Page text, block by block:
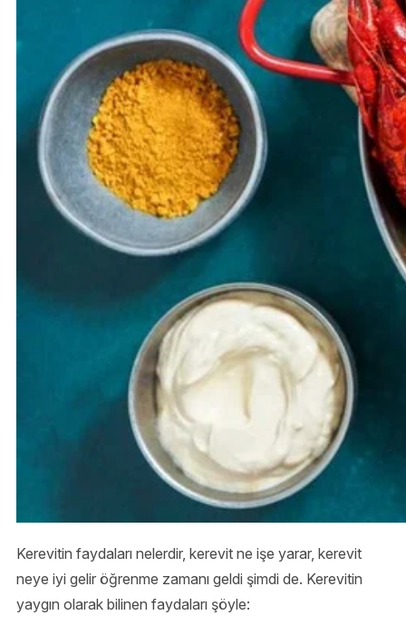
Kerevitin faydaları nelerdir, kerevit ne işe yarar, kerevit
neye iyi gelir öğrenme zamanı geldi şimdi de. Kerevitin
yaygın olarak bilinen faydaları şöyle: